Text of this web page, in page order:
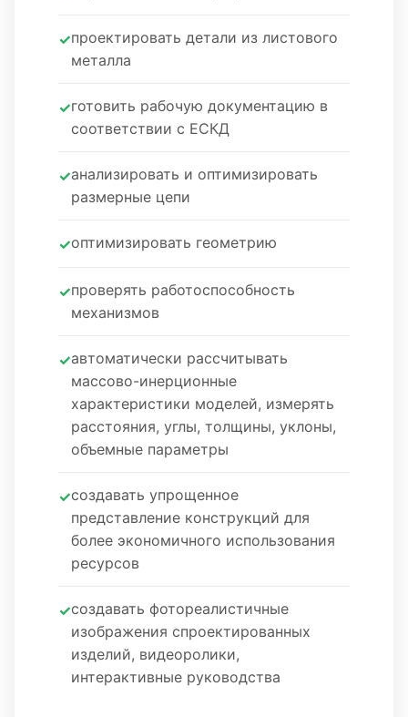
проектировать детали из листового
металла
готовить рабочую документацию в
соответствии с ЕСКД
анализировать и оптимизировать
размерные цепи
оптимизировать геометрию
проверять работоспособность
механизмов
автоматически рассчитывать
массово-инерционные
характеристики моделей, измерять
расстояния, углы, толщины, уклоны,
объемные параметры
создавать упрощенное
представление конструкций для
более экономичного использования
ресурсов
создавать фотореалистичные
изображения спроектированных
изделий, видеоролики,
интерактивные руководства